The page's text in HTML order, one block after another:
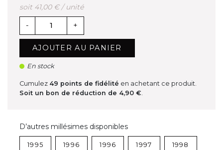
soit 41,00 € / unité
- +
AJOUTER AU PANIER
En stock
Cumulez 49 points de fidélité en achetant ce produit.
Soit un bon de réduction de 4,90 €.
D’autres millésimes disponibles
1995 1996 1996 1997 1998